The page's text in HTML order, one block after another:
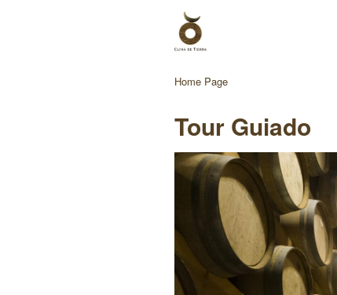
Home Page
Tour Guiado